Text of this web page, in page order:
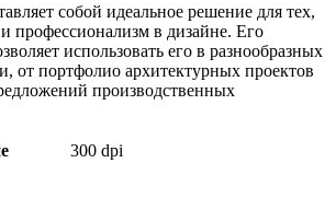
собой идеальное решение для тех,
профессионализм в дизайне. Его
использовать его в разнообразных
от портфолио архитектурных проектов
производственных
300 dpi